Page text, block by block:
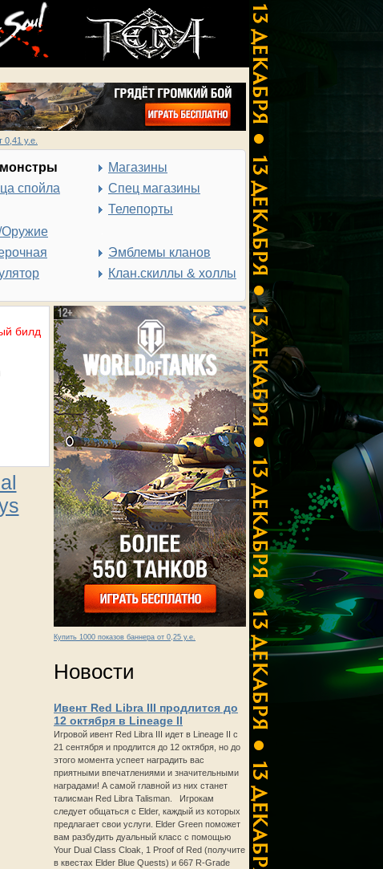
0,41 у.е.
монстры
спойла
Магазины
Спец магазины
Телепорты
Эмблемы кланов
Клан.скиллы & холлы
Купить 1000 показов баннера от 0,25 у.е.
Новости
Ивент Red Libra III продлится до
12 октября в Lineage II
Игровой ивент Red Libra III идет в Lineage II с
21 сентября и продлится до 12 октября, но до
этого момента успеет наградить вас
приятными впечатлениями и значительными
наградами! А самой главной из них станет
талисман Red Libra Talisman. Игрокам
следует общаться с Elder, каждый из которых
предлагает свои услуги. Elder Green поможет
вам разбудить дуальный класс с помощью
Your Dual Class Cloak, 1 Proof of Red (получите
в квестах Elder Blue Quests) и 667 R-Grade
билд